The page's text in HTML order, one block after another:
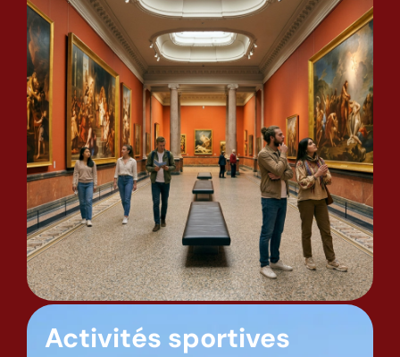
Activités sportives